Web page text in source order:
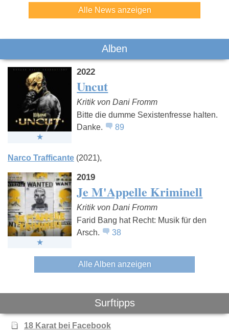
Alle News anzeigen
Alben
2022
Uncut
Kritik von Dani Fromm
Bitte die dumme Sexistenfresse halten.
Danke.
89
Narco Trafficante (2021)
2019
Je M'Appelle Kriminell
Kritik von Dani Fromm
Farid Bang hat Recht: Musik für den
Arsch.
38
Alle Alben anzeigen
Surftipps
18 Karat bei Facebook